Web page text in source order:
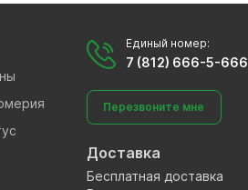
Единый номер:
7 (812) 666-5-666
Перезвоните мне
Доставка
Бесплатная доставка